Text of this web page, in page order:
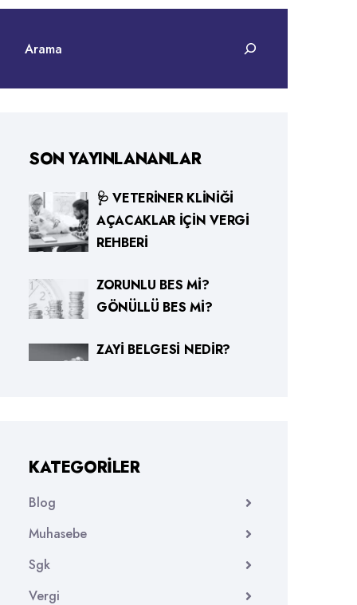
SON YAYINLANANLAR
🩺 VETERINER KLINIĞI
AÇACAKLAR İÇIN VERGI
REHBERI
ZORUNLU BES MI?
GÖNÜLLÜ BES MI?
ZAYI BELGESI NEDIR?
KATEGORILER
Blog
Muhasebe
Sgk
Vergi